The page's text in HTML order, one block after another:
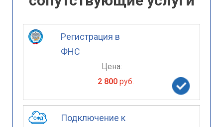
Регистрация в
ФНС
Цена:
2 800руб.
Подключение к